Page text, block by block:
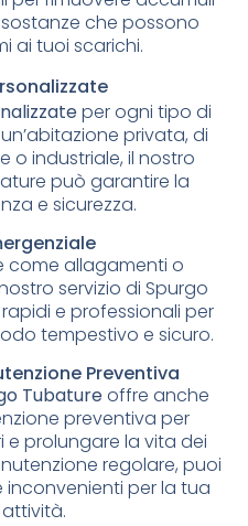
che possono
ai tuoi scarichi.
per ogni tipo di
privata, di
o industriale, il nostro
può garantire la
e sicurezza.
come allagamenti o
servizio di Spurgo
e professionali per
tempestivo e sicuro.
Preventiva
Tubatureoffre anche
preventiva per
e prolungare la vita dei
regolare, puoi
per la tua